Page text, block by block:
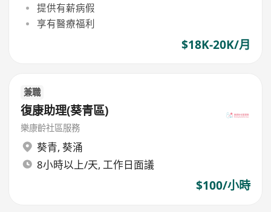
提供有薪病假
享有醫療福利
$18K-20K/月
兼職
復康助理(葵青區)
樂康齡社區服務
葵青, 葵涌
8小時以上/天, 工作日面議
$100/小時